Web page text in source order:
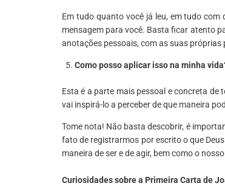
Em tudo quanto você já leu, em tudo com
mensagem para você. Basta ficar atento
anotações pessoais, com as suas próprias
Como posso aplicar isso na minha
Esta é a parte mais pessoal e concreta de
vai inspirá-lo a perceber de que maneira
Tome nota! Não basta descobrir, é
fato de registrarmos por escrito o que
maneira de ser e de agir, bem como o
Curiosidades sobre a Primeira Carta de